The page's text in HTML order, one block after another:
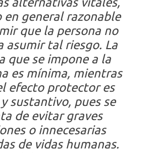
en general razonable
que la persona no
asumir tal riesgo. La
que se impone a la
es mínima, mientras
efecto protector es
sustantivo, pues se
de evitar graves
o innecesarias
de vidas humanas.